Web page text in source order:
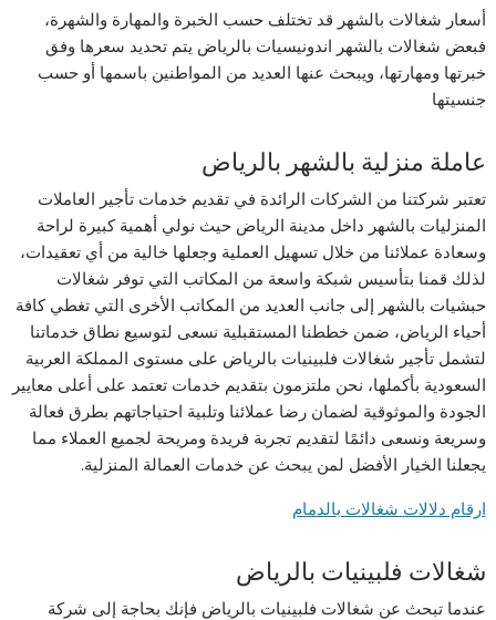
أسعار شغالات بالشهر قد تختلف حسب الخبرة والمهارة والشهرة،
فبعض شغالات بالشهر اندونيسيات بالرياض يتم تحديد سعرها وفق
خبرتها ومهارتها، ويبحث عنها العديد من المواطنين باسمها أو حسب
جنسيتها
عاملة منزلية بالشهر بالرياض
تعتبر شركتنا من الشركات الرائدة في تقديم خدمات تأجير العاملات
المنزليات بالشهر داخل مدينة الرياض حيث نولي أهمية كبيرة لراحة
وسعادة عملائنا من خلال تسهيل العملية وجعلها خالية من أي تعقيدات،
لذلك قمنا بتأسيس شبكة واسعة من المكاتب التي توفر شغالات
حبشيات بالشهر إلى جانب العديد من المكاتب الأخرى التي تغطي كافة
أحياء الرياض، ضمن خططنا المستقبلية نسعى لتوسيع نطاق خدماتنا
لتشمل تأجير شغالات فلبينيات بالرياض على مستوى المملكة العربية
السعودية بأكملها، نحن ملتزمون بتقديم خدمات تعتمد على أعلى معايير
الجودة والموثوقية لضمان رضا عملائنا وتلبية احتياجاتهم بطرق فعالة
وسريعة ونسعى دائمًا لتقديم تجربة فريدة ومريحة لجميع العملاء مما
يجعلنا الخيار الأفضل لمن يبحث عن خدمات العمالة المنزلية.
ارقام دلالات شغالات بالدمام
شغالات فلبينيات بالرياض
عندما تبحث عن شغالات فلبينيات بالرياض فإنك بحاجة إلى شركة